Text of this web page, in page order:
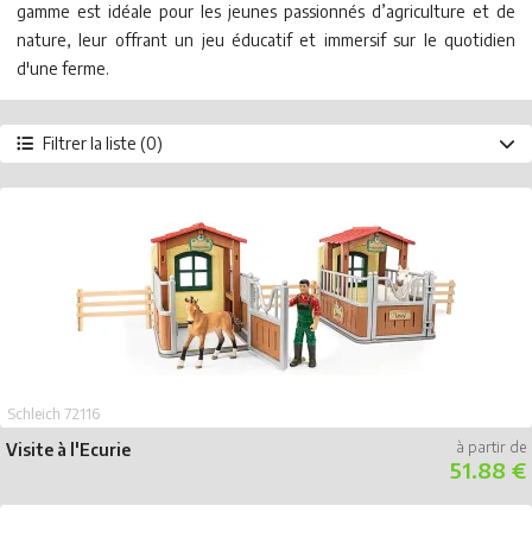
gamme est idéale pour les jeunes passionnés d’agriculture et de
nature, leur offrant un jeu éducatif et immersif sur le quotidien
d'une ferme.
Filtrer la liste (0)
Sachet Surprise
Véhicule
2025 2024 2023 2022 2021 2020 2019
2014 2013
2011
- de 10 €
de 10 à 20 €
de 20 à 50 €
Visite à l'Ecurie
Schleich 72116
51.88 €